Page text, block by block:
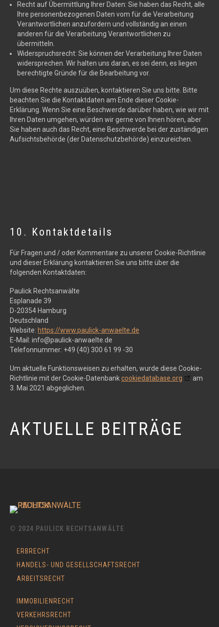
Recht auf Übermittlung Ihrer Daten: Sie haben das Recht, alle
Ihre personenbezogenen Daten vom für die Verarbeitung
Verantwortlichen anzufordern und vollständig an einen
anderen für die Verarbeitung Verantwortlichen zu
übermitteln.
Widerspruchsrecht: Sie können der Verarbeitung Ihrer Daten
widersprechen. Wir halten uns daran, es sei denn, es liegen
berechtigte Gründe für die Bearbeitung vor.
Um diese Rechte auszuüben, kontaktieren Sie uns bitte. Bitte
beachten Sie die Kontaktdaten am Ende dieser Cookie-
Erklärung. Wenn Sie eine Beschwerde darüber haben, wie wir mit
Ihren Daten umgehen, würden wir gerne von Ihnen hören, aber
Sie haben auch das Recht, eine Beschwerde bei der zuständigen
Aufsichtsbehörde (der Datenschutzbehörde) einzureichen.
10. Kontaktdetails
Für Fragen und / oder Kommentare zu unserer Cookie-Richtlinie
und dieser Erklärung kontaktieren Sie uns bitte über die
folgenden Kontaktdaten:
Paulick Rechtsanwälte
Esplanade 39
D-20354 Hamburg
Deutschland
Website: https://www.paulick-anwaelte.de
E-Mail: ed.etleawna-kciluap@ofni
Telefonnummer: +49 (40) 300 61 99 -30
Um aktuelle Funktionsweisen zu erhalten, wurde diese Cookie-
Richtlinie mit der Cookie-Datenbankcookiedatabase.org
am
3. Mai 2021 abgeglichen.
AKTUELLE BEITRÄGE
© 2024 PAULICK RECHTSANWÄLTE
ERBRECHT
HANDELS- UND GESELLSCHAFTSRECHT
ARBEITSRECHT
IMMOBILIENRECHT
VERKEHRSRECHT